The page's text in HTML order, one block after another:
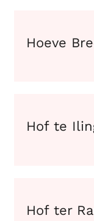
Hoeve
Hof te
Hof ter